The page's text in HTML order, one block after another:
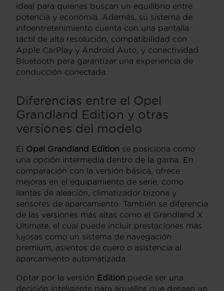
ideal para quienes buscan un equilibrio entre
potencia y economía. Además, su sistema de
infoentretenimiento cuenta con una pantalla
táctil de alta resolución, compatibilidad con
Apple CarPlay y Android Auto, y conectividad
Bluetooth para garantizar una experiencia de
conducción conectada.
Diferencias entre el Opel
Grandland Edition y otras
versiones del modelo
El Opel Grandland Edition se posiciona como
una opción intermedia dentro de la gama. En
comparación con la versión básica, ofrece
mejoras en el equipamiento de serie, como
llantas de aleación, climatizador bizona y
sensores de aparcamiento. También se diferencia
de las versiones más altas como el Grandland X
Ultimate, el cual puede incluir prestaciones más
lujosas como un sistema de navegación
premium, asientos de cuero o asistencia al
aparcamiento automatizada.
Optar por la versión Edition puede ser una
decisión inteligente para aquellos que desean un